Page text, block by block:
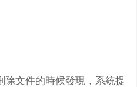
文件的時候發現，系統提